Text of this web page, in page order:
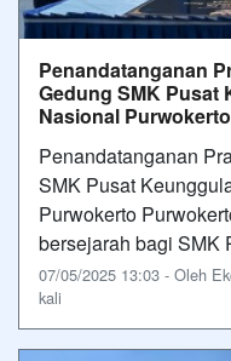
Penandatanganan
Gedung SMK Pusat
Nasional Purwokerto
Penandatanganan
SMK Pusat
Purwokerto
bersejarah bagi SMK
07/05/2025 13:03 - Oleh
kali